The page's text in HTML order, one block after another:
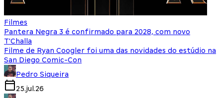
Filmes
Pantera Negra 3 é confirmado para 2028, com novo
T'Challa
Filme de Ryan Coogler foi uma das novidades do estúdio na
San Diego Comic-Con
Pedro Siqueira
25.jul.26